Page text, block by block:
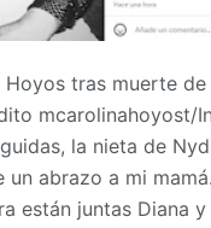
Hoyos tras muerte
mcarolinahoyost/
la nieta de
un abrazo a mi
están juntas Diana y